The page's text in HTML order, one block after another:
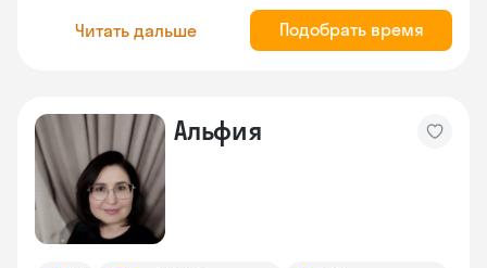
Читать дальше Подобрать время
Альфия